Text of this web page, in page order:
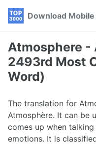
Skip
navigation
Skip
Skip
Download
Atmosphere -
2493rd Most
Word)
The translation for
Atmosphère. It can be
comes up when
emotions. It is